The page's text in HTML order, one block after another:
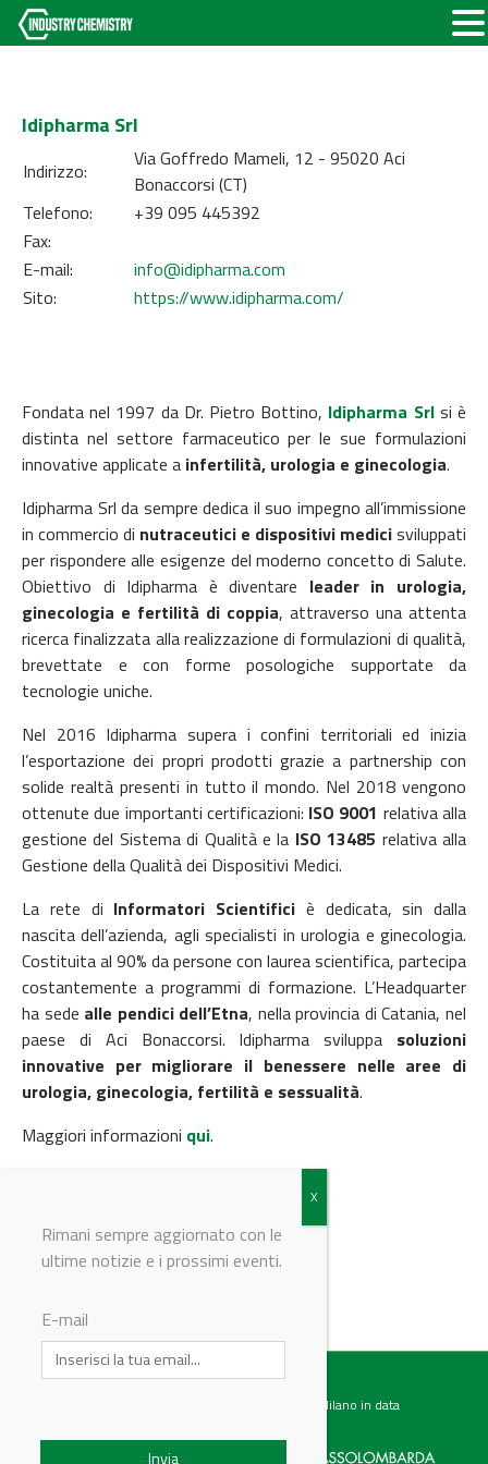
Idipharma Srl
Indirizzo:
Via Goffredo Mameli, 12 - 95020 Aci
Bonaccorsi (CT)
Telefono:
+39 095 445392
Fax:
E-mail:
info@idipharma.com
Sito:
https://www.idipharma.com/
Fondata nel 1997 da Dr. Pietro Bottino, Idipharma Srlsi è
distinta nel settore farmaceutico per le sue formulazioni
innovative applicate a infertilità, urologia e ginecologia.
Idipharma Srl da sempre dedica il suo impegno all’immissione
in commercio di nutraceutici e dispositivi medicisviluppati
per rispondere alle esigenze del moderno concetto di Salute.
Obiettivo di Idipharma è diventare leader in urologia,
ginecologia e fertilità di coppia, attraverso una attenta
ricerca finalizzata alla realizzazione di formulazioni di qualità,
brevettate e con forme posologiche supportate da
tecnologie uniche.
Nel 2016 Idipharma supera i confini territoriali ed inizia
l’esportazione dei propri prodotti grazie a partnership con
solide realtà presenti in tutto il mondo. Nel 2018 vengono
ottenute due importanti certificazioni: ISO 9001 relativa alla
gestione del Sistema di Qualità e la ISO 13485 relativa alla
Gestione della Qualità dei Dispositivi Medici.
La rete di Informatori Scientifici è dedicata, sin dalla
nascita dell’azienda, agli specialisti in urologia e ginecologia.
Costituita al 90% da persone con laurea scientifica, partecipa
costantemente a programmi di formazione. L’Headquarter
ha sede alle pendici dell’Etna, nella provincia di Catania, nel
paese di Aci Bonaccorsi. Idipharma sviluppa soluzioni
innovative per migliorare il benessere nelle aree di
urologia, ginecologia, fertilità e sessualità.
Maggiori informazioni qui.
Testata giornalistica registrata presso il Tribunale di Milano in data
Rimani sempre aggiornato con le
ultime notizie e i prossimi eventi.
E-mail